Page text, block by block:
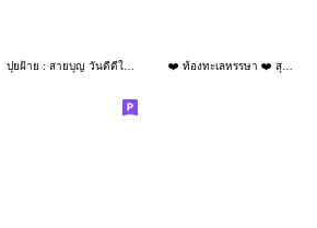
❤️ ท้องทะเลหรรษา ❤️ สุดน่ารัก